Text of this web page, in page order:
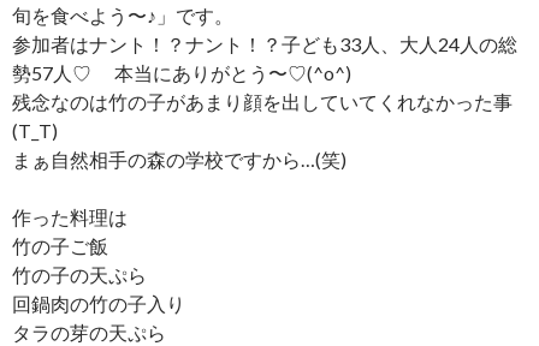
旬を食べよう〜♪」です。
参加者はナント！？ナント！？子ども33人、大人24人の総
勢57人♡ 本当にありがとう〜♡(^o^)
残念なのは竹の子があまり顔を出していてくれなかった事
(T_T)
まぁ自然相手の森の学校ですから…(笑)
作った料理は
竹の子ご飯
竹の子の天ぷら
回鍋肉の竹の子入り
タラの芽の天ぷら